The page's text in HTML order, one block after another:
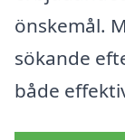
önskemål.
sökande
både